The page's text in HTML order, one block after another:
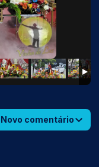
Novo comentário